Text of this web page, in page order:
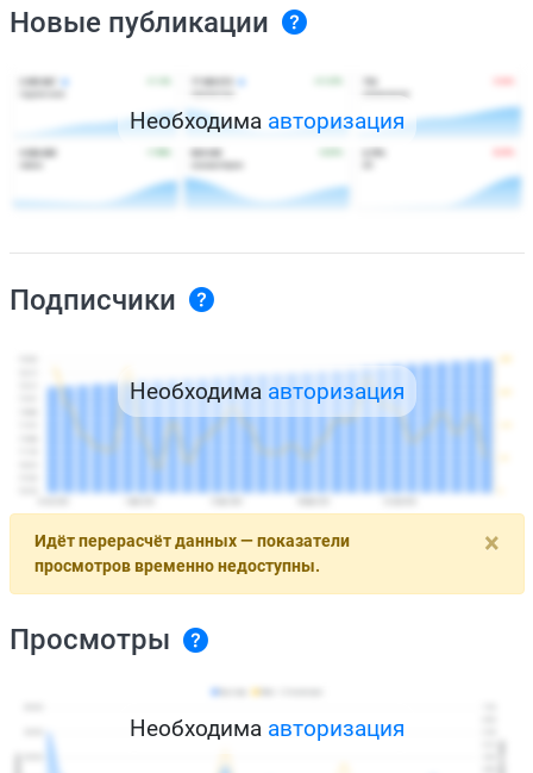
Новые публикации
Необходима авторизация
Подписчики
Необходима авторизация
×
Идёт перерасчёт данных — показатели
просмотров временно недоступны.
Просмотры
Необходима авторизация